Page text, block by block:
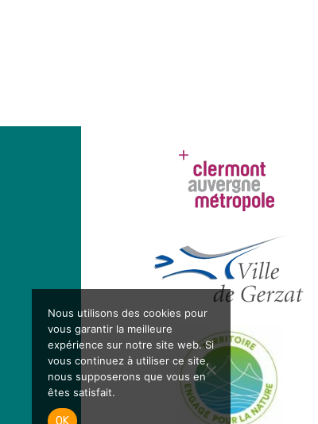
Nous utilisons des cookies pour
vous garantir la meilleure
expérience sur notre site web. Si
vous continuez à utiliser ce site,
nous supposerons que vous en
êtes satisfait.
OK